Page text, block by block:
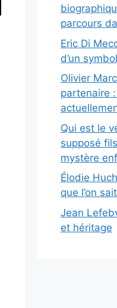
parcours
Eric Di
d’un
Olivier
partenaire :
Qui est le
supposé
mystère
Élodie
que l’on
Jean
et héritage